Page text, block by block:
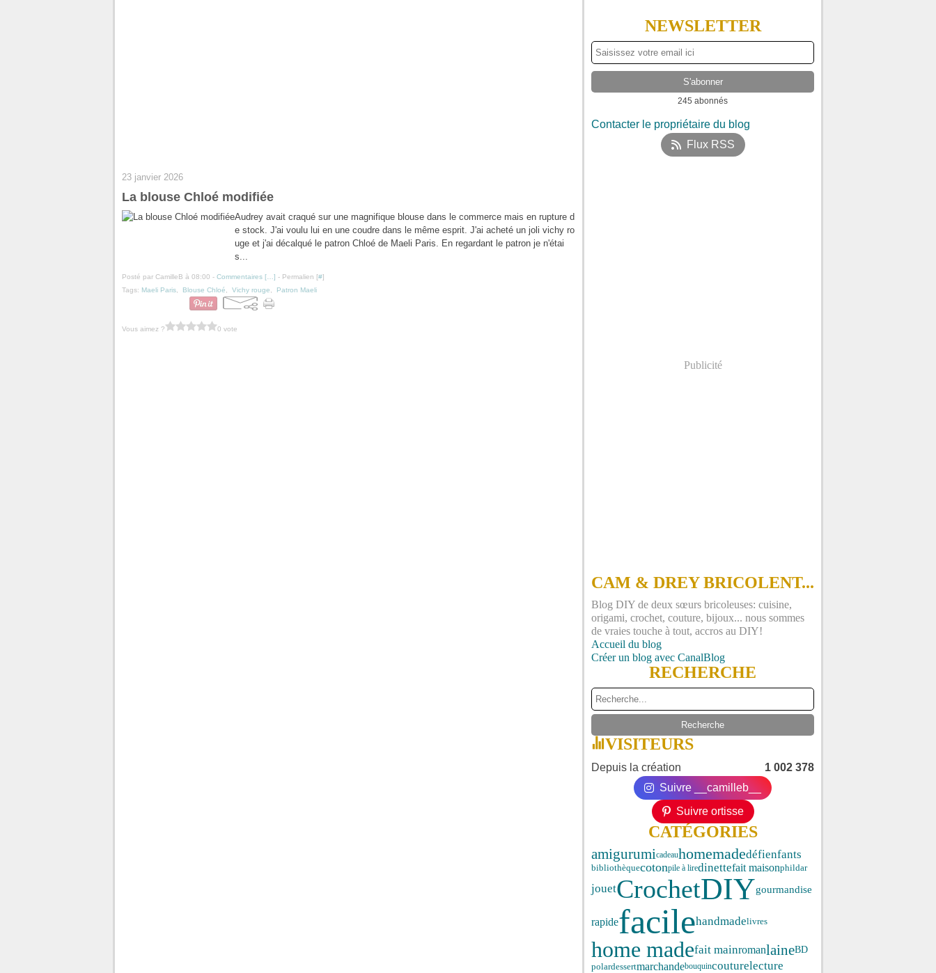
23 janvier 2026
La blouse Chloé modifiée
Audrey avait craqué sur une magnifique blouse dans le commerce mais en rupture d
e stock. J'ai voulu lui en une coudre dans le même esprit. J'ai acheté un joli vichy ro
uge et j'ai décalqué le patron Chloé de Maeli Paris. En regardant le patron je n'étai
s...
Posté par CamilleB à 08:00 - Commentaires [ ] - Permalien [#]
Tags: Maeli Paris Blouse Chloé Vichy rouge Patron Maeli
Vous aimez ? 0 vote
NEWSLETTER
245 abonnés
Contacter le propriétaire du blog
Flux RSS
Publicité
CAM & DREY BRICOLENT...
Blog DIY de deux sœurs bricoleuses: cuisine,
origami, crochet, couture, bijoux... nous sommes
de vraies touche à tout, accros au DIY!
Accueil du blog
Créer un blog avec CanalBlog
RECHERCHE
VISITEURS
Depuis la création
1 002 378
Suivre __camilleb__
Suivre ortisse
CATÉGORIES
amigurumicadeauhomemadedéfienfants
bibliothèquecotonpile à liredinettefait maisonphildar
jouetCrochetDIYgourmandise
rapidefacilehandmadelivres
home madefait mainromanlaineBD
polardessertmarchandebouquincouturelecture